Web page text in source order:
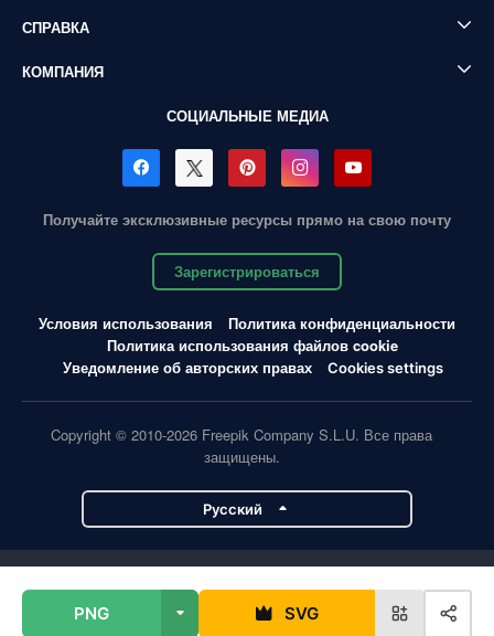
PNG SVG
СПРАВКА
КОМПАНИЯ
СОЦИАЛЬНЫЕ МЕДИА
Получайте эксклюзивные ресурсы прямо на свою почту
Зарегистрироваться
Условия использования
Политика конфиденциальности
Политика использования файлов cookie
Уведомление об авторских правах
Cookies settings
Copyright © 2010-2026 Freepik Company S.L.U. Все права
защищены.
Pусский
Flaticon Slidesgo